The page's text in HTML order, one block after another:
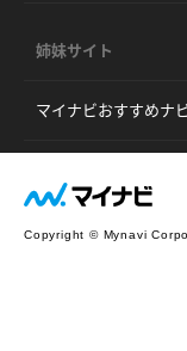
姉妹サイト
マイナビおすすめナ
Copyright © Mynavi